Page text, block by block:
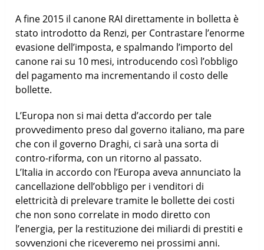
A fine 2015 il canone RAI direttamente in bolletta è
stato introdotto da Renzi, per Contrastare l’enorme
evasione dell’imposta, e spalmando l’importo del
canone rai su 10 mesi, introducendo così l’obbligo
del pagamento ma incrementando il costo delle
bollette.
L’Europa non si mai detta d’accordo per tale
provvedimento preso dal governo italiano, ma pare
che con il governo Draghi, ci sarà una sorta di
contro-riforma, con un ritorno al passato.
L’Italia in accordo con l’Europa aveva annunciato la
cancellazione dell’obbligo per i venditori di
elettricità di prelevare tramite le bollette dei costi
che non sono correlate in modo diretto con
l’energia, per la restituzione dei miliardi di prestiti e
sovvenzioni che riceveremo nei prossimi anni.